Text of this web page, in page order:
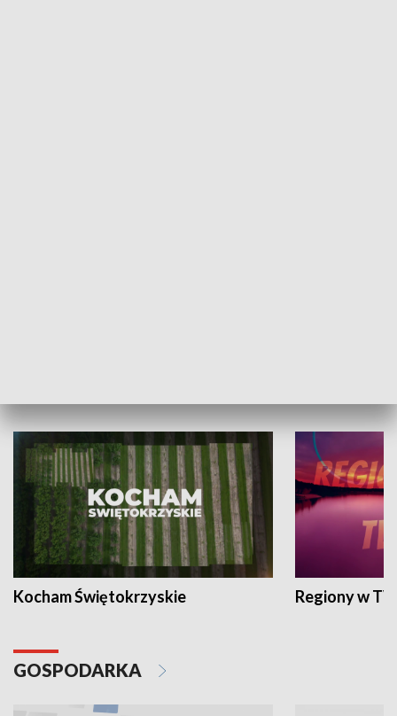
Kocham Świętokrzyskie Regiony w
GOSPODARKA